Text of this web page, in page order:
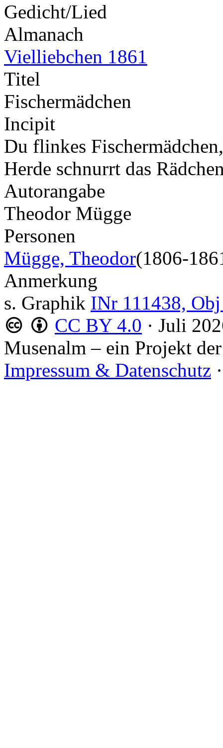
Gedicht/Lied
Almanach
Vielliebchen 1861
Titel
Fischermädchen
Incipit
Du flinkes
Herde schnurrt das
Autorangabe
Theodor Mügge
Personen
Mügge, Theodor(1806-
Anmerkung
s. Graphik INr 111438,
CC BY 4.0 · Juli
Musenalm – ein Projekt der
Impressum & Datenschutz ·